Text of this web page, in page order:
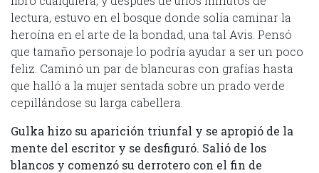
lectura, estuvo en el bosque donde solía caminar la
heroína en el arte de la bondad, una tal Avis. Pensó
que tamaño personaje lo podría ayudar a ser un poco
feliz. Caminó un par de blancuras con grafías hasta
que halló a la mujer sentada sobre un prado verde
cepillándose su larga cabellera.
Gulka hizo su aparición triunfal y se apropió de la
mente del escritor y se desfiguró. Salió de los
blancos y comenzó su derrotero con el fin de